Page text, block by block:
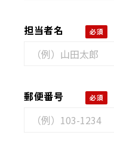
担当者名
郵便番号